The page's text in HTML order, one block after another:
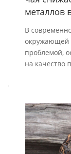
металлов
В
окружающей
проблемой,
на качество